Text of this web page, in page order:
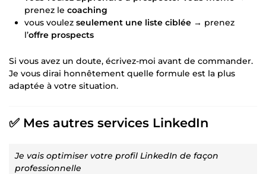
prenez le coaching
vous voulez seulement une liste ciblée → prenez
l’offre prospects
Si vous avez un doute, écrivez-moi avant de commander.
Je vous dirai honnêtement quelle formule est la plus
adaptée à votre situation.
✅ Mes autres services LinkedIn
Je vais optimiser votre profil LinkedIn de façon
professionnelle